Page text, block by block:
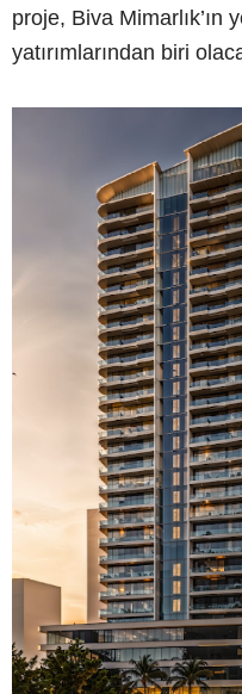
proje, Biva Mimarlık’ın
yatırımlarından biri